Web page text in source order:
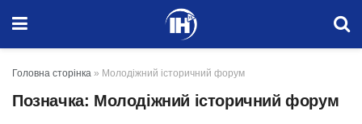
Головна сторінка » Молодіжний історичний форум
Позначка: Молодіжний історичний форум